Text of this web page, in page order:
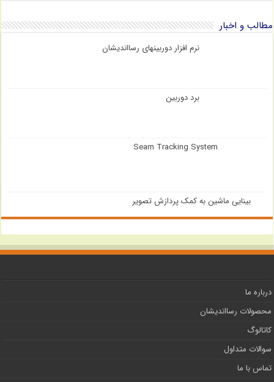
مطالب و اخبار
نرم افزار دوربینهای رسااندیشان
برد دوربین
Seam Tracking System
بینایی ماشین به کمک پردازش تصویر
درباره ما
محصولات رسااندیشان
کاتالوگ
سوالات متداول
تماس با ما